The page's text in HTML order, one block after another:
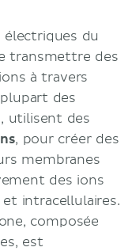
du
transmettre des
à travers
des
utilisent des
, pour créer des
membranes
des ions
intracellulaires.
composée
est